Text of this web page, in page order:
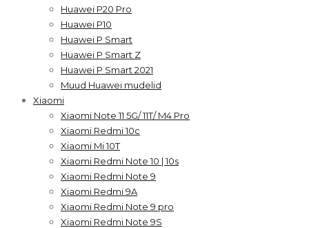
Huawei P20 Pro
Huawei P10
Huawei P Smart
Huawei P Smart Z
Huawei P Smart 2021
Muud Huawei mudelid
Xiaomi
Xiaomi Note 11 5G/ 11T/ M4 Pro
Xiaomi Redmi 10c
Xiaomi Mi 10T
Xiaomi Redmi Note 10 | 10s
Xiaomi Redmi Note 9
Xiaomi Redmi 9A
Xiaomi Redmi Note 9 pro
Xiaomi Redmi Note 9S